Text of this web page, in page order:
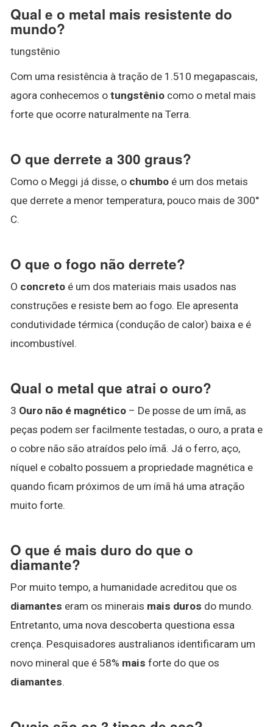
Qual e o metal mais resistente do
mundo?
tungstênio
Com uma resistência à tração de 1.510 megapascais,
agora conhecemos o tungstênio como o metal mais
forte que ocorre naturalmente na Terra.
O que derrete a 300 graus?
Como o Meggi já disse, o chumbo é um dos metais
que derrete a menor temperatura, pouco mais de 300°
C.
O que o fogo não derrete?
O concreto é um dos materiais mais usados nas
construções e resiste bem ao fogo. Ele apresenta
condutividade térmica (condução de calor) baixa e é
incombustível.
Qual o metal que atrai o ouro?
3 Ouro não é magnético – De posse de um ímã, as
peças podem ser facilmente testadas, o ouro, a prata e
o cobre não são atraídos pelo ímã. Já o ferro, aço,
níquel e cobalto possuem a propriedade magnética e
quando ficam próximos de um ímã há uma atração
muito forte.
O que é mais duro do que o
diamante?
Por muito tempo, a humanidade acreditou que os
diamantes eram os minerais mais duros do mundo.
Entretanto, uma nova descoberta questiona essa
crença. Pesquisadores australianos identificaram um
novo mineral que é 58% mais forte do que os
diamantes.